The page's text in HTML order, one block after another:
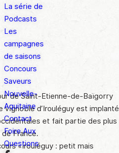
La série de
Podcasts
Les
campagnes
de saisons
Concours
Saveurs
Nouvelle-
Aquitaine
Contact
Foire Aux
Questions
de Saint-Etienne-de-Baïgorry
d’Irouléguy est implanté
et fait partie des plus
France.
«Irouléguy : petit mais